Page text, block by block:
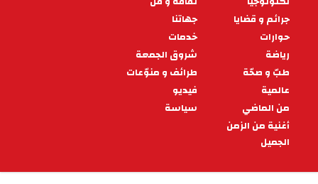
جرائم و قضايا
جهاتنا
حوارات
خدمات
رياضة
شروق الجمعة
طبّ و صحّة
طرائف و منوّعات
عالمية
فيديو
من الماضي
سياسة
أغنية من الزمن
الجميل